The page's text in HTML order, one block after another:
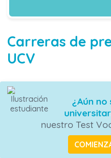
Carreras de
UCV
¿Aún
nuestro Test